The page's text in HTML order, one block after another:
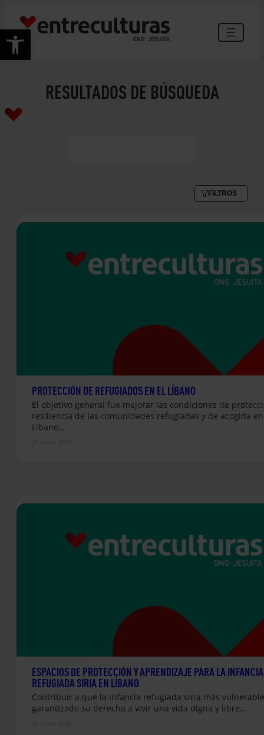
Abrir barra de herramientas
RESULTADOS DE BÚSQUEDA
FILTROS
PROTECCIÓN DE REFUGIADOS EN EL LÍBANO
El objetivo general fue mejorar las condiciones de
resiliencia de las comunidades refugiadas y de acogida en
Líbano…
ESPACIOS DE PROTECCIÓN Y APRENDIZAJE PARA LA INFANCIA
REFUGIADA SIRIA EN LÍBANO
Contribuir a que la infancia refugiada siria más
garantizado su derecho a vivir una vida digna y libre…